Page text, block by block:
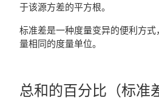
于该源方差的平方根。
标准差是一种度量变异的便利方
量相同的度量单位。
总和的百分比（标准